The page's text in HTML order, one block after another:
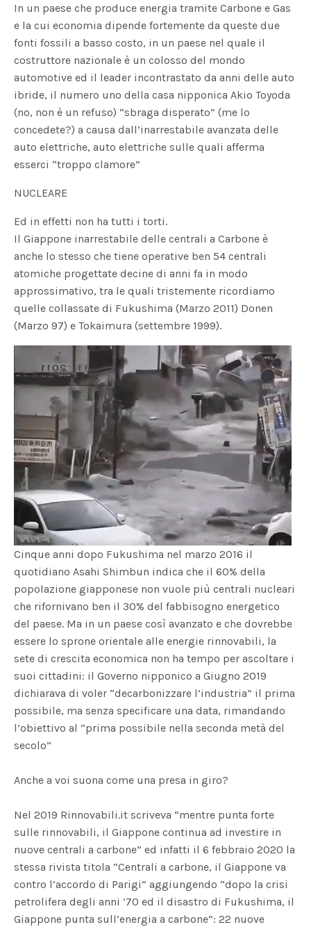
In un paese che produce energia tramite Carbone e Gas
e la cui economia dipende fortemente da queste due
fonti fossili a basso costo, in un paese nel quale il
costruttore nazionale è un colosso del mondo
automotive ed il leader incontrastato da anni delle auto
ibride, il numero uno della casa nipponica Akio Toyoda
(no, non è un refuso) “sbraga disperato” (me lo
concedete?) a causa dall’inarrestabile avanzata delle
auto elettriche, auto elettriche sulle quali afferma
esserci “troppo clamore”
NUCLEARE
Ed in effetti non ha tutti i torti.
Il Giappone inarrestabile delle centrali a Carbone è
anche lo stesso che tiene operative ben 54 centrali
atomiche progettate decine di anni fa in modo
approssimativo, tra le quali tristemente ricordiamo
quelle collassate di Fukushima (Marzo 2011) Donen
(Marzo 97) e Tokaimura (settembre 1999).
Cinque anni dopo Fukushima nel marzo 2016 il
quotidiano Asahi Shimbun indica che il 60% della
popolazione giapponese non vuole più centrali nucleari
che rifornivano ben il 30% del fabbisogno energetico
del paese. Ma in un paese così avanzato e che dovrebbe
essere lo sprone orientale alle energie rinnovabili, la
sete di crescita economica non ha tempo per ascoltare i
suoi cittadini: il Governo nipponico a Giugno 2019
dichiarava di voler “decarbonizzare l’industria” il prima
possibile, ma senza specificare una data, rimandando
l’obiettivo al “prima possibile nella seconda metà del
secolo”
Anche a voi suona come una presa in giro?
Nel 2019 Rinnovabili.it scriveva “mentre punta forte
sulle rinnovabili, il Giappone continua ad investire in
nuove centrali a carbone” ed infatti il 6 febbraio 2020 la
stessa rivista titola “Centrali a carbone, il Giappone va
contro l’accordo di Parigi” aggiungendo “dopo la crisi
petrolifera degli anni ‘70 ed il disastro di Fukushima, il
Giappone punta sull’energia a carbone”: 22 nuove